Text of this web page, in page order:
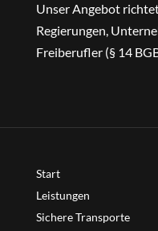
Unser Angebot
Regierungen,
Freiberufler (§ 14
Start
Leistungen
Sichere Transporte